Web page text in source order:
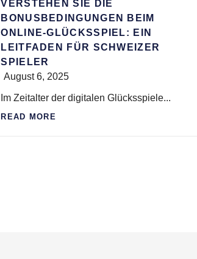
VERSTEHEN SIE DIE
BONUSBEDINGUNGEN BEIM
ONLINE-GLÜCKSSPIEL: EIN
LEITFADEN FÜR SCHWEIZER
SPIELER
August 6, 2025
Im Zeitalter der digitalen Glücksspiele...
READ MORE